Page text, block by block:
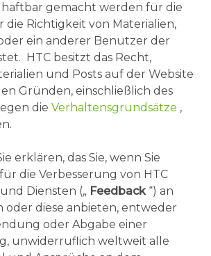
gemacht werden für die
die Richtigkeit von Materialien,
ein anderer Benutzer der
HTC besitzt das Recht,
und Posts auf der Website
Gründen, einschließlich des
die Verhaltensgrundsätze ,
erklären, das Sie, wenn Sie
die Verbesserung von HTC
Diensten („ Feedback “) an
oder diese anbieten, entweder
oder Abgabe einer
unwiderruflich weltweit alle